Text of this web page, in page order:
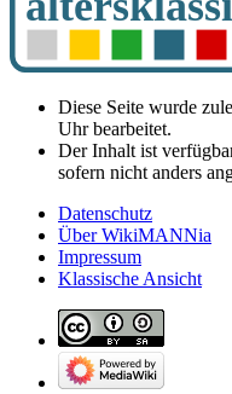
Diese Seite wurde
Uhr bearbeitet.
Der Inhalt ist
sofern nicht anders
Datenschutz
Über WikiMANNia
Impressum
Klassische Ansicht